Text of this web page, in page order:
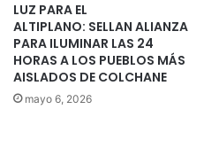
LUZ PARA EL
ALTIPLANO: SELLAN ALIANZA
PARA ILUMINAR LAS 24
HORAS A LOS PUEBLOS MÁS
AISLADOS DE COLCHANE
mayo 6, 2026